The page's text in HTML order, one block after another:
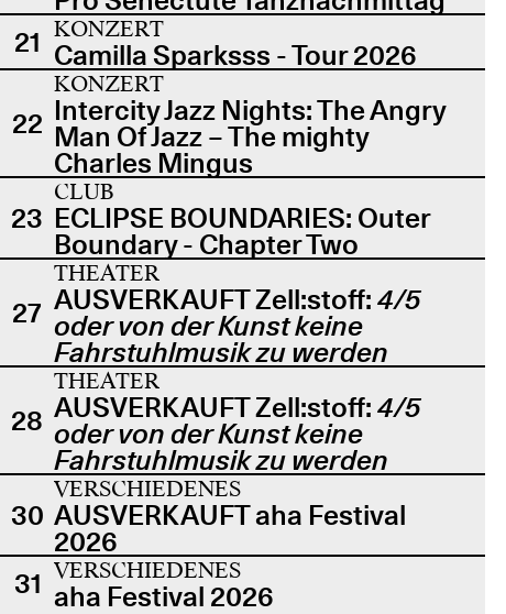
21 KONZERT
Camilla Sparksss - Tour 2026
22
KONZERT
Intercity Jazz Nights: The Angry
Man Of Jazz – The mighty
Charles Mingus
23
CLUB
ECLIPSE BOUNDARIES: Outer
Boundary - Chapter Two
27
THEATER
AUSVERKAUFT Zell:stoff: 4/5
oder von der Kunst keine
Fahrstuhlmusik zu werden
28
THEATER
AUSVERKAUFT Zell:stoff: 4/5
oder von der Kunst keine
Fahrstuhlmusik zu werden
30
VERSCHIEDENES
AUSVERKAUFT aha Festival
2026
31 VERSCHIEDENES
aha Festival 2026